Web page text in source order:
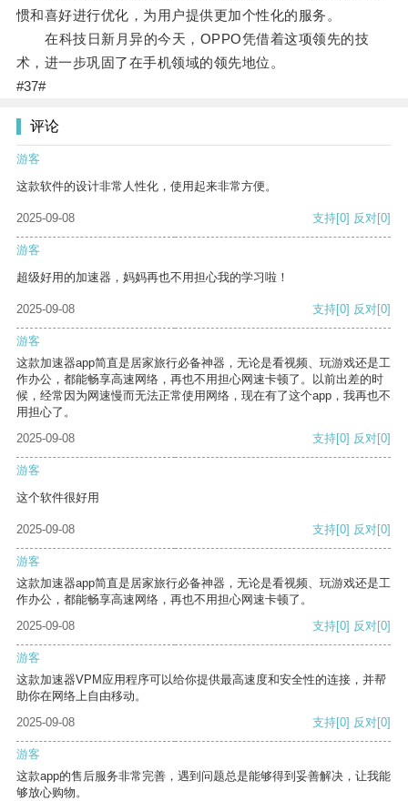
惯和喜好进行优化，为用户提供更加个性化的服务。
在科技日新月异的今天，OPPO凭借着这项领先的技
术，进一步巩固了在手机领域的领先地位。
#37#
评论
游客
这款软件的设计非常人性化，使用起来非常方便。
2025-09-08 支持[0] 反对[0]
游客
超级好用的加速器，妈妈再也不用担心我的学习啦！
2025-09-08 支持[0] 反对[0]
游客
这款加速器app简直是居家旅行必备神器，无论是看视频、玩游戏还是工
作办公，都能畅享高速网络，再也不用担心网速卡顿了。以前出差的时
候，经常因为网速慢而无法正常使用网络，现在有了这个app，我再也不
用担心了。
2025-09-08
支持[0] 反对[0]
游客
这个软件很好用
2025-09-08 支持[0] 反对[0]
游客
这款加速器app简直是居家旅行必备神器，无论是看视频、玩游戏还是工
作办公，都能畅享高速网络，再也不用担心网速卡顿了。
2025-09-08
支持[0] 反对[0]
游客
这款加速器VPM应用程序可以给你提供最高速度和安全性的连接，并帮
助你在网络上自由移动。
2025-09-08
支持[0] 反对[0]
游客
这款app的售后服务非常完善，遇到问题总是能够得到妥善解决，让我能
够放心购物。